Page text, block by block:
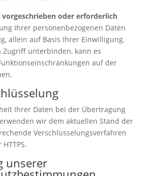
oder erforderlich
Ihrer personenbezogenen Daten
allein auf Basis Ihrer Einwilligung.
Zugriff unterbinden, kann es
auf der
Ihrer Daten bei der Übertragung
wir dem aktuellen Stand der
Verschlüsselungsverfahren
unserer